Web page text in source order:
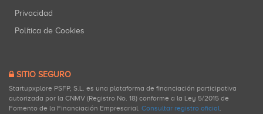
Privacidad
Política de Cookies
SITIO SEGURO
Startupxplore PSFP, S.L. es una plataforma de financiación participativa
autorizada por la CNMV (Registro No. 18) conforme a la Ley 5/2015 de
Fomento de la Financiación Empresarial. Consultar registro oficial.